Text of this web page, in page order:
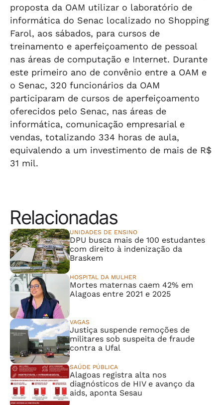
proposta da OAM utilizar o laboratório de
informática do Senac localizado no Shopping
Farol, aos sábados, para cursos de
treinamento e aperfeiçoamento de pessoal
nas áreas de computação e Internet. Durante
este primeiro ano de convênio entre a OAM e
o Senac, 320 funcionários da OAM
participaram de cursos de aperfeiçoamento
oferecidos pelo Senac, nas áreas de
informática, comunicação empresarial e
vendas, totalizando 334 horas de aula,
equivalendo a um investimento de mais de R$
31 mil.
Relacionadas
UNIDADES DE ENSINO
DPU busca mais de 100 estudantes
com direito à indenização da
Braskem
HOSPITAL DA MULHER
Mortes maternas caem 42% em
Alagoas entre 2021 e 2025
VAGAS
Justiça suspende remoções de
militares sob suspeita de fraude
contra a Ufal
SAÚDE PÚBLICA
Alagoas registra alta nos
diagnósticos de HIV e avanço da
aids, aponta Sesau